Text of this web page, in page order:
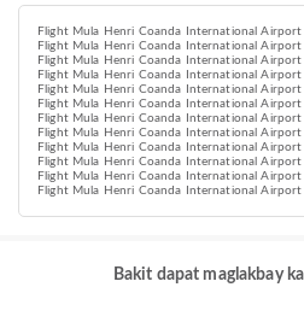
Flight Mula Henri Coanda International Airport
Flight Mula Henri Coanda International Airport
Flight Mula Henri Coanda International Airport
Flight Mula Henri Coanda International Airport
Flight Mula Henri Coanda International
Flight Mula Henri Coanda International Airport
Flight Mula Henri Coanda International Airport
Flight Mula Henri Coanda International Airport
Flight Mula Henri Coanda International
Flight Mula Henri Coanda International Airport
Flight Mula Henri Coanda International
Flight Mula Henri Coanda International Airport
Bakit dapat maglakbay